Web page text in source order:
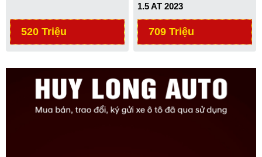
520 Triệu
1.5 AT 2023
709 Triệu